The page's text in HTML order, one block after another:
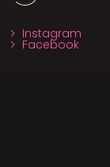
Instagram
Facebook